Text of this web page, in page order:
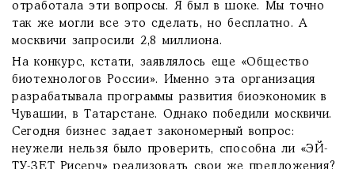
отработала эти вопросы. Я был в шоке. Мы точно
так же могли все это сделать, но бесплатно. А
москвичи запросили 2,8 миллиона.
На конкурс, кстати, заявлялось еще «Общество
биотехнологов России». Именно эта организация
разрабатывала программы развития биоэкономик в
Чувашии, в Татарстане. Однако победили москвичи.
Сегодня бизнес задает закономерный вопрос:
неужели нельзя было проверить, способна ли «ЭЙ-
ТУ-ЗЕТ Рисерч» реализовать свои же предложения?